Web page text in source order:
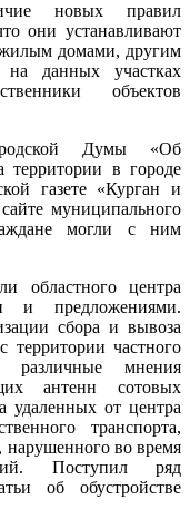
новых правил
они устанавливают
домами, другим
данных участках
объектов
Думы «Об
территории в городе
газете «Курган и
муниципального
могли с ним
областного центра
и предложениями.
сбора и вывоза
территории частного
различные мнения
антенн сотовых
удаленных от центра
транспорта,
нарушенного во время
Поступил ряд
об обустройстве